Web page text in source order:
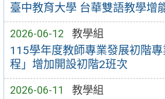
臺中教育大學 台華雙語教學增
2026-06-12 教學組
115學年度教師專業發展初階
程」增加開設初階2班次
2026-06-11 教學組